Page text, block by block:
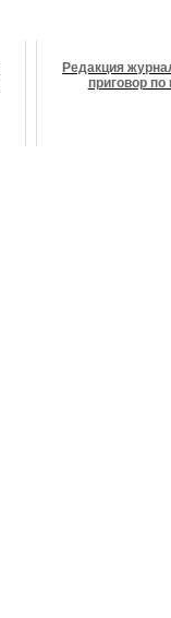
Редакция
приговор